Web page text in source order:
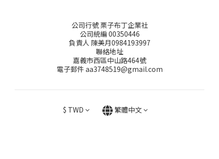
公司行號 栗子布丁企業社
公司統編 00350446
負責人 陳美月0984193997
聯絡地址
嘉義市西區中山路464號
電子郵件 aa3748519@gmail.com
$ TWD 繁體中文